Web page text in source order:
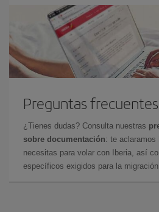
Preguntas frecuentes
¿Tienes dudas? Consulta nuestras
sobre documentación: te aclaramos
necesitas para volar con Iberia, así
específicos exigidos para la